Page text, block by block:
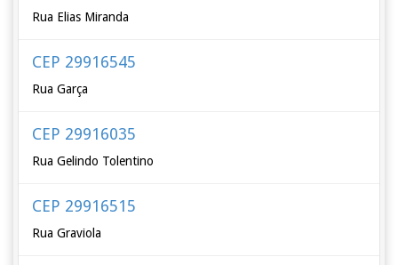
Rua Elias Miranda
CEP 29916545
Rua Garça
CEP 29916035
Rua Gelindo Tolentino
CEP 29916515
Rua Graviola